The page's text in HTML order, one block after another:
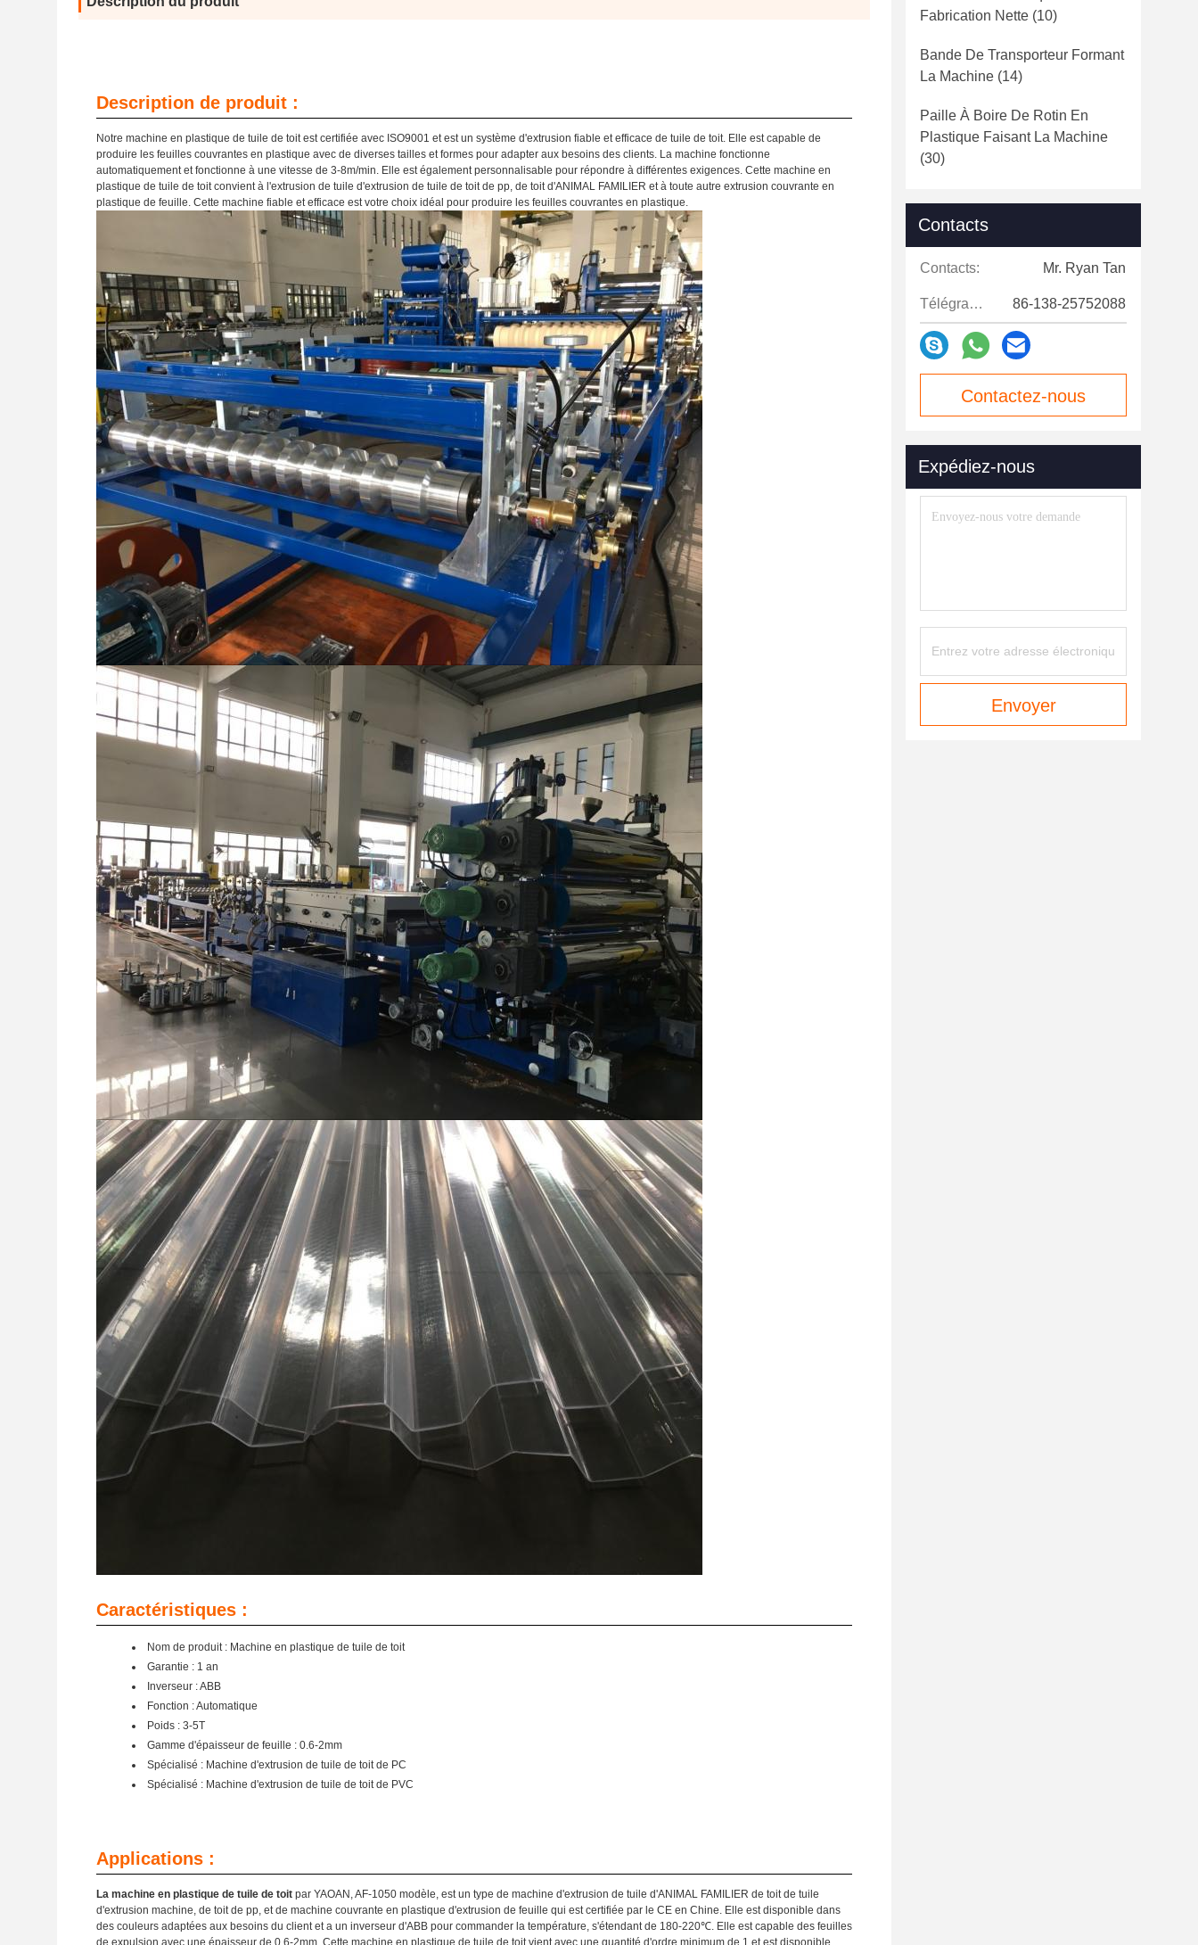
Description de produit :
Notre machine en plastique de tuile de toit est certifiée avec ISO9001 et est un système d'extrusion fiable et efficace de tuile de toit. Elle est capable de
produire les feuilles couvrantes en plastique avec de diverses tailles et formes pour adapter aux besoins des clients. La machine fonctionne
automatiquement et fonctionne à une vitesse de 3-8m/min. Elle est également personnalisable pour répondre à différentes exigences. Cette machine en
plastique de tuile de toit convient à l'extrusion de tuile d'extrusion de tuile de toit de pp, de toit d'ANIMAL FAMILIER et à toute autre extrusion couvrante en
plastique de feuille. Cette machine fiable et efficace est votre choix idéal pour produire les feuilles couvrantes en plastique.
Caractéristiques :
Nom de produit : Machine en plastique de tuile de toit
Garantie : 1 an
Inverseur : ABB
Fonction : Automatique
Poids : 3-5T
Gamme d'épaisseur de feuille : 0.6-2mm
Spécialisé : Machine d'extrusion de tuile de toit de PC
Spécialisé : Machine d'extrusion de tuile de toit de PVC
Applications :
La machine en plastique de tuile de toit par YAOAN, AF-1050 modèle, est un type de machine d'extrusion de tuile d'ANIMAL FAMILIER de toit de tuile
d'extrusion machine, de toit de pp, et de machine couvrante en plastique d'extrusion de feuille qui est certifiée par le CE en Chine. Elle est disponible dans
des couleurs adaptées aux besoins du client et a un inverseur d'ABB pour commander la température, s'étendant de 180-220℃. Elle est capable des feuilles
de expulsion avec une épaisseur de 0.6-2mm. Cette machine en plastique de tuile de toit vient avec une quantité d'ordre minimum de 1 et est disponible
Fabrication Nette (10)
Bande De Transporteur Formant
La Machine (14)
Paille À Boire De Rotin En
Plastique Faisant La Machine
(30)
Contacts
Contacts: Mr. Ryan Tan
Télégramme: 86-138-25752088
Contactez-nous
Expédiez-nous
Envoyer